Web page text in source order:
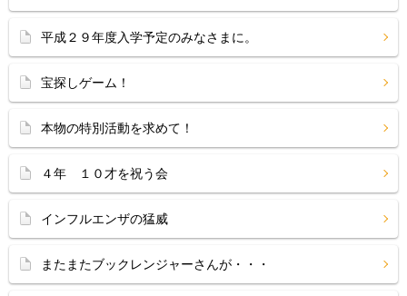
平成２９年度入学予定のみなさまに。
宝探しゲーム！
本物の特別活動を求めて！
４年 １０才を祝う会
インフルエンザの猛威
またまたブックレンジャーさんが・・・